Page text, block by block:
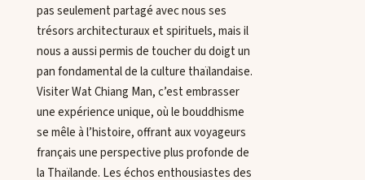
pas seulement partagé avec nous ses
trésors architecturaux et spirituels, mais il
nous a aussi permis de toucher du doigt un
pan fondamental de la culture thaïlandaise.
Visiter Wat Chiang Man, c’est embrasser
une expérience unique, où le bouddhisme
se mêle à l’histoire, offrant aux voyageurs
français une perspective plus profonde de
la Thaïlande. Les échos enthousiastes des